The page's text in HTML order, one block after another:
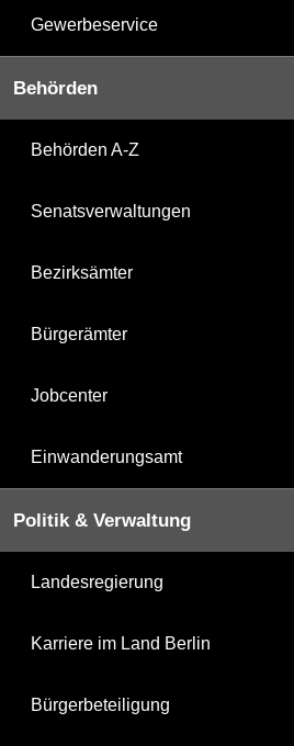
Gewerbeservice
Behörden
Behörden A-Z
Senatsverwaltungen
Bezirksämter
Bürgerämter
Jobcenter
Einwanderungsamt
Politik & Verwaltung
Landesregierung
Karriere im Land Berlin
Bürgerbeteiligung